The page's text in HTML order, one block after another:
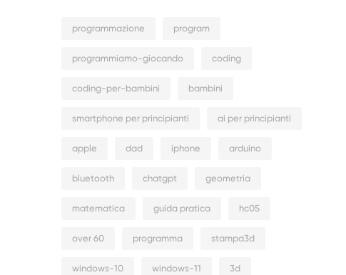
programmazione program
programmiamo-giocando coding
coding-per-bambini bambini
smartphone per principianti ai per principianti
apple dad iphone arduino
bluetooth chatgpt geometria
matematica guida pratica hc05
over 60 programma stampa3d
windows-10 windows-11 3d